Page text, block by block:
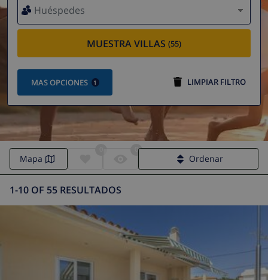
Huéspedes
MUESTRA VILLAS (55)
MAS OPCIONES 1 LIMPIAR FILTRO
1-10 OF 55 RESULTADOS
Mapa Ordenar